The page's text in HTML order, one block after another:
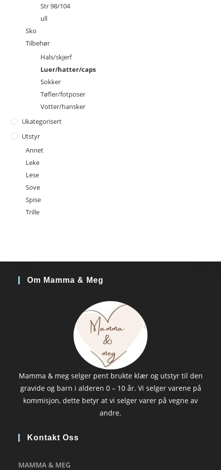
Str 98/104
ull
Sko
Tilbehør
Hals/skjerf
Luer/hatter/caps
Sokker
Tøfler/fotposer
Votter/hansker
Ukategorisert
Utstyr
Annet
Leke
Lese
Sove
Spise
Trille
Om Mamma & Meg
Mamma & meg selger pent brukte klær og utstyr til den
gravide og barn i alderen 0 – 10 år. Vi selger varene på
kommisjon, dette betyr at vi selger varer på vegne av
andre.
Kontakt Oss
MAMMA & MEG